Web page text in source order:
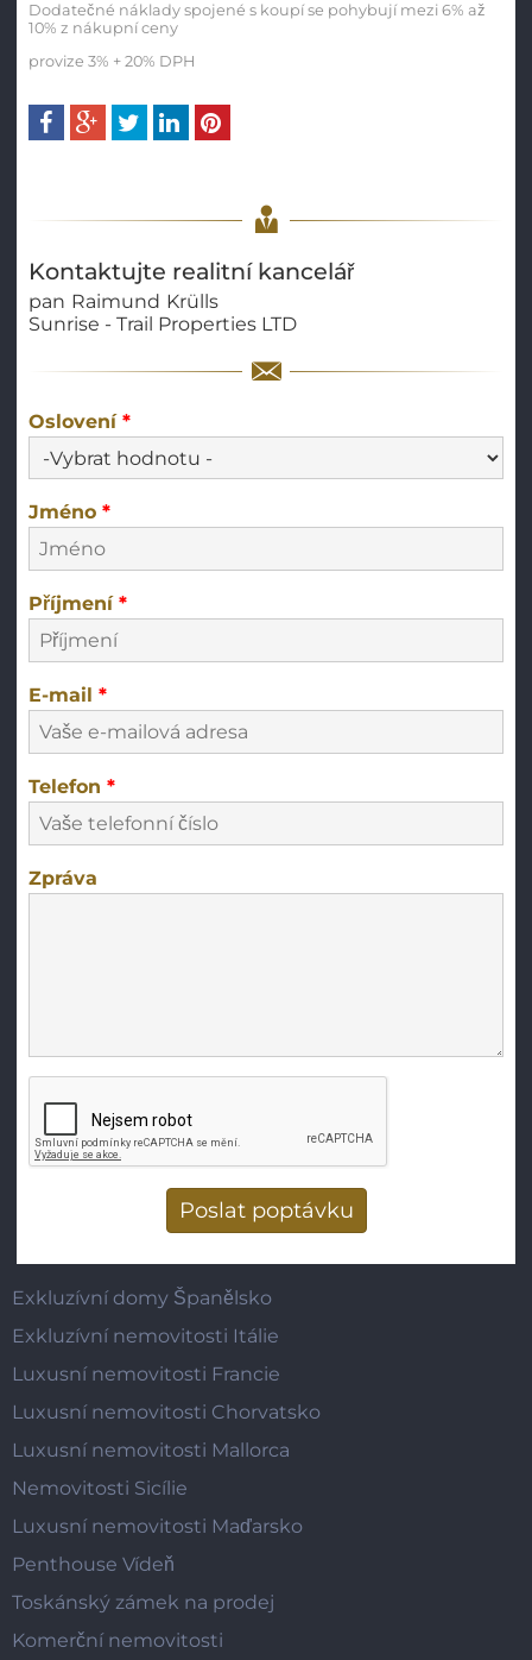
Dodatečné náklady spojené s koupí se pohybují mezi 6% až
10% z nákupní ceny
provize 3% + 20% DPH
Kontaktujte realitní kancelář
pan Raimund Krülls
Sunrise - Trail Properties LTD
Oslovení *
Jméno *
Příjmení *
E-mail *
Telefon *
Zpráva
Exkluzívní domy Španělsko
Exkluzívní nemovitosti Itálie
Luxusní nemovitosti Francie
Luxusní nemovitosti Chorvatsko
Luxusní nemovitosti Mallorca
Nemovitosti Sicílie
Luxusní nemovitosti Maďarsko
Penthouse Vídeň
Toskánský zámek na prodej
Komerční nemovitosti